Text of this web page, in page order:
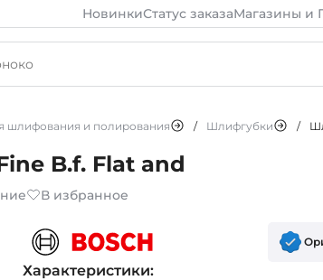
НовинкиСтатус заказаМагазины и
шлифования и полирования / Шлифгубки /
B.f. Flat and
В избранное
Характеристики: